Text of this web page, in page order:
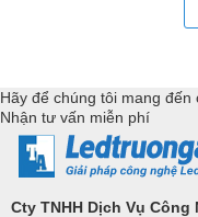
nhiều lĩnh vực của cuộc
YRL,...Tư vấn giả
ứng dụng trang trí led.
Hãy để chúng tôi mang đến
Nhận tư vấn miễn phí
Cty TNHH Dịch Vụ Công